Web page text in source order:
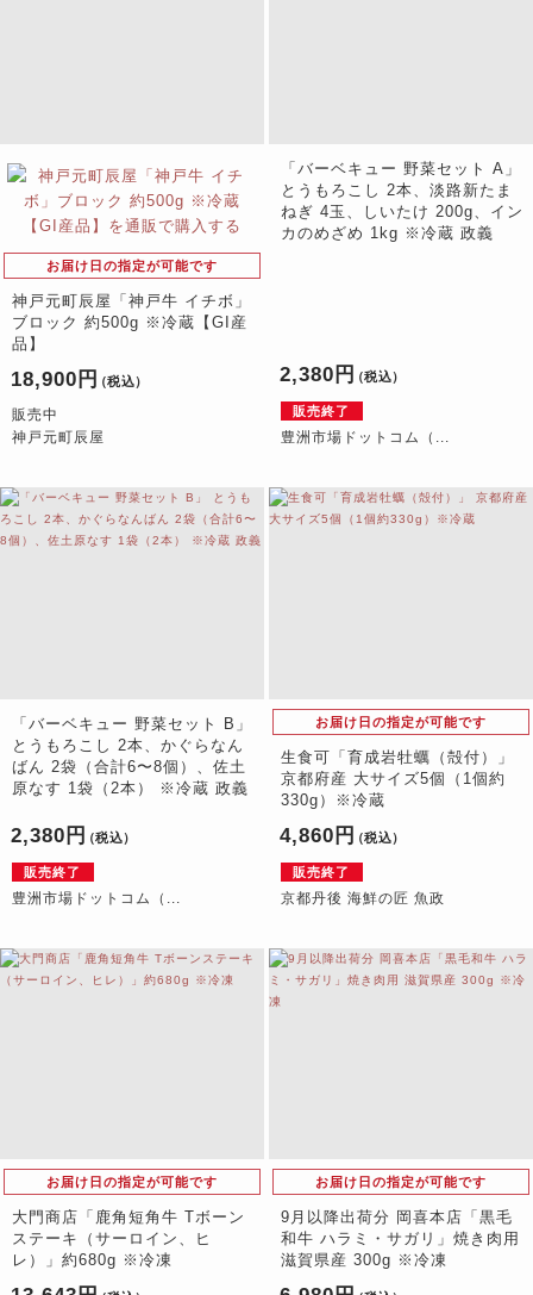
お届け日の指定が可能です
神戸元町辰屋「神戸牛 イチボ」
ブロック 約500g ※冷蔵【GI産
品】
18,900円 （税込）
販売中
神戸元町辰屋
「バーベキュー 野菜セット A」
とうもろこし 2本、淡路新たま
ねぎ 4玉、しいたけ 200g、イン
カのめざめ 1kg ※冷蔵 政義
2,380円 （税込）
販売終了
豊洲市場ドットコム（...
「バーベキュー 野菜セット B」
とうもろこし 2本、かぐらなん
ばん 2袋（合計6〜8個）、佐土
原なす 1袋（2本） ※冷蔵 政義
2,380円 （税込）
販売終了
豊洲市場ドットコム（...
お届け日の指定が可能です
生食可「育成岩牡蠣（殻付）」
京都府産 大サイズ5個（1個約
330g）※冷蔵
4,860円 （税込）
販売終了
京都丹後 海鮮の匠 魚政
お届け日の指定が可能です
大門商店「鹿角短角牛 Tボーン
ステーキ（サーロイン、ヒ
レ）」約680g ※冷凍
お届け日の指定が可能です
9月以降出荷分 岡喜本店「黒毛
和牛 ハラミ・サガリ」焼き肉用
滋賀県産 300g ※冷凍